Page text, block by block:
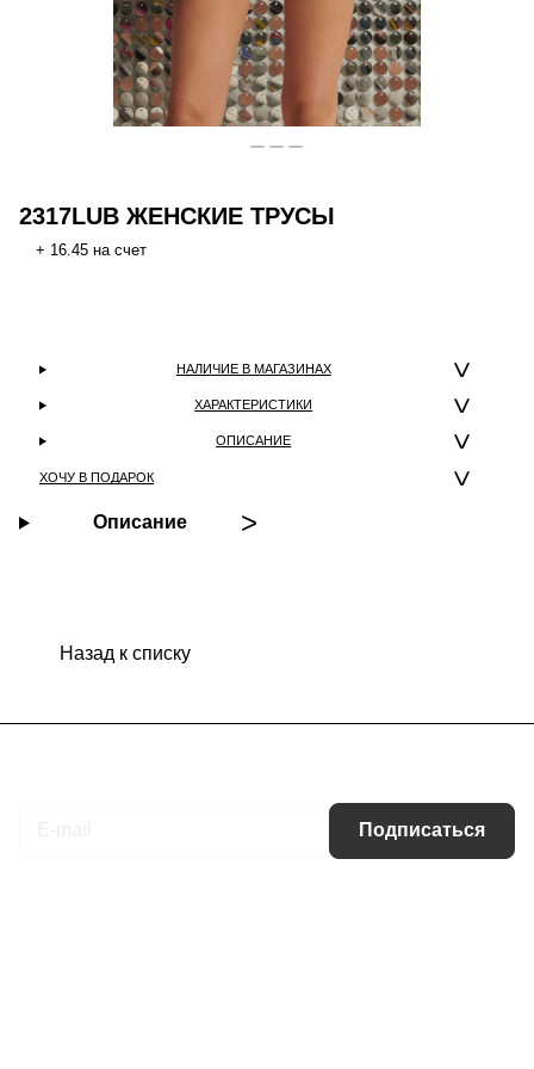
2317LUB ЖЕНСКИЕ ТРУСЫ
+ 16.45 на счет
НАЛИЧИЕ В МАГАЗИНАХ
ХАРАКТЕРИСТИКИ
ОПИСАНИЕ
ХОЧУ В ПОДАРОК
Описание
Назад к списку
Подписаться